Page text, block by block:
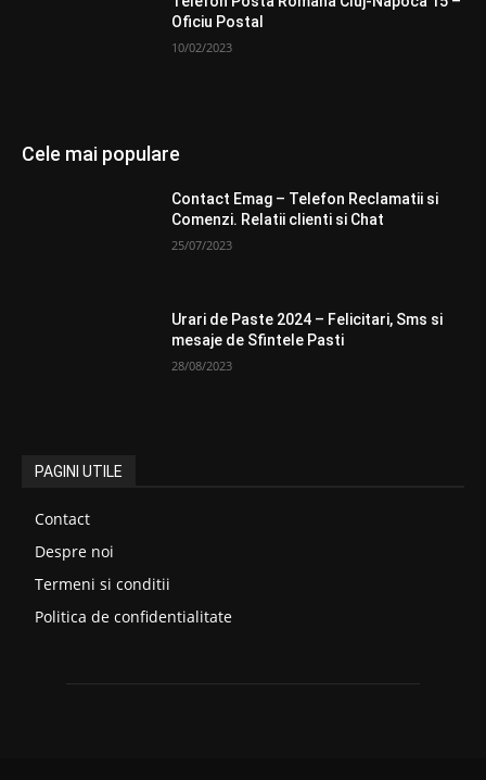
Oficiu Postal
10/02/2023
Cele mai populare
Contact Emag – Telefon Reclamatii si
Comenzi. Relatii clienti si Chat
25/07/2023
Urari de Paste 2024 – Felicitari, Sms si
mesaje de Sfintele Pasti
28/08/2023
PAGINI UTILE
Contact
Despre noi
Termeni si conditii
Politica de confidentialitate